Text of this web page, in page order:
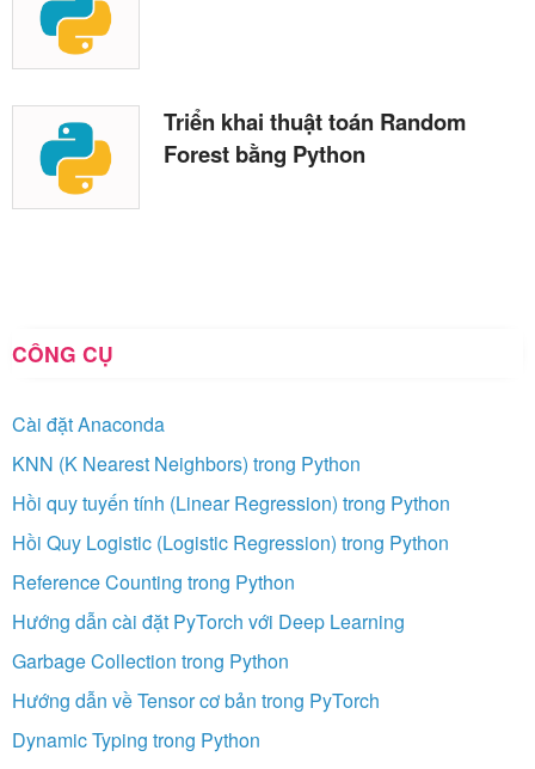
Triển khai thuật toán Random
Forest bằng Python
CÔNG CỤ
Cài đặt Anaconda
KNN (K Nearest Neighbors) trong Python
Hồi quy tuyến tính (Linear Regression) trong Python
Hồi Quy Logistic (Logistic Regression) trong Python
Reference Counting trong Python
Hướng dẫn cài đặt PyTorch với Deep Learning
Garbage Collection trong Python
Hướng dẫn về Tensor cơ bản trong PyTorch
Dynamic Typing trong Python